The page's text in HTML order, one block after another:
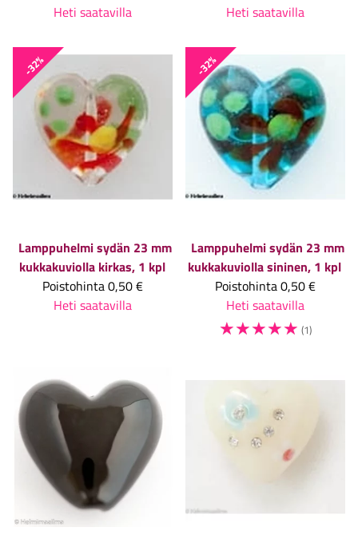
Heti saatavilla
Heti saatavilla
-32%
Lamppuhelmi sydän 23 mm
kukkakuviolla kirkas, 1 kpl
Poistohinta0,50 €
Heti saatavilla
-32%
Lamppuhelmi sydän 23 mm
kukkakuviolla sininen, 1 kpl
Poistohinta0,50 €
Heti saatavilla
☆☆☆☆☆ (1)